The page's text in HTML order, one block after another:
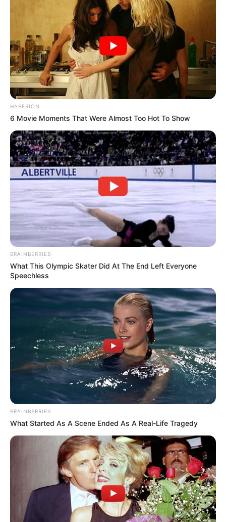
HABERION
6 Movie Moments That Were Almost Too Hot To Show
BRAINBERRIES
What This Olympic Skater Did At The End Left Everyone
Speechless
BRAINBERRIES
What Started As A Scene Ended As A Real-Life Tragedy